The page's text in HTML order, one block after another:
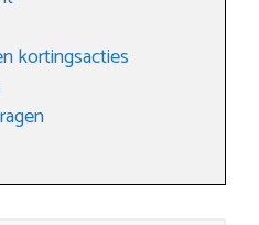
kortingsacties